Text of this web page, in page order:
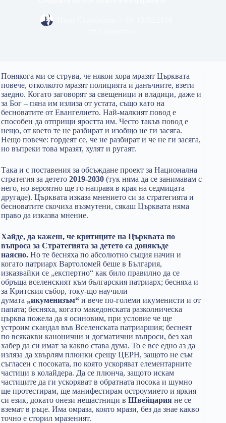
Понякога ми се струва, че някои хора мразят Църквата
повече, отколкото мразят полицията и данъчните, взети
заедно. Когато заговорят за свещеници и владици, даже и
за Бог – пяна им излиза от устата, също като на
бесноватите от Евангелието. Най-малкият повод е
способен да отприщи яростта им. Често такъв повод е
нещо, от което те не разбират и изобщо не ги засяга.
Нещо повече: гордеят се, че не разбират и че не ги засяга,
но въпреки това мразят, хулят и ругаят.
Така и с поставения за обсъждане проект за Национална
стратегия за детето 2019-2030 (тук няма да се занимавам с
него, но вероятно ще го направя в края на седмицата
другаде). Църквата изказа мнението си за стратегията и
бесноватите скочиха възмутени, сякаш Църквата няма
право да изказва мнение.
Хайде, да кажеш, че критиците на Църквата по
въпроса за Стратегията за детето са донякъде
наясно. Но те бесняха по абсолютно същия начин и
когато патриарх Вартоломей беше в България,
изказвайки се „експертно“ как било правилно да се
обръща вселенският към българския патриарх; бесняха и
за Критския събор, току-що научили
думата „икуменизъм“ и вече по-големи икуменисти и от
папата; бесняха, когато македонската разколническа
църква пожела да я осиновим, при условие че ще
устроим скандал във Вселенската патриаршия; беснеят
по всякакви канонични и догматични въпроси, без хал
хабер да си имат за какво става дума. То е все едно аз да
изляза да хвърлям плюнки срещу ЦЕРН, защото не съм
съгласен с посоката, по която ускоряват елементарните
частици в колайдера. Да се плюнча, защото искам
частиците да ги ускоряват в обратната посока и шумно
ще протестирам, ще манифестирам остроумието и яркия
си език, докато онези нещастници в Швейцария не се
вземат в ръце. Има омраза, която мрази, без да знае какво
точно е сторил мразеният.